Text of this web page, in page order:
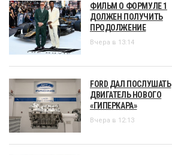
ФИЛЬМ О ФОРМУЛЕ 1
ДОЛЖЕН ПОЛУЧИТЬ
ПРОДОЛЖЕНИЕ
Вчера в 13:14
FORD ДАЛ ПОСЛУШАТЬ
ДВИГАТЕЛЬ НОВОГО
«ГИПЕРКАРА»
Вчера в 12:13